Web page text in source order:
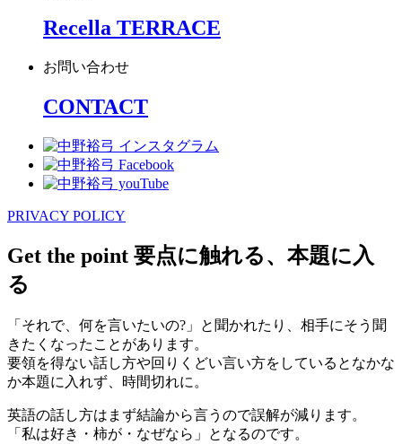
Recella TERRACE
お問い合わせ
CONTACT
PRIVACY POLICY
Get the point 要点に触れる、本題に入
る
「それで、何を言いたいの?」と聞かれたり、相手にそう聞
きたくなったことがあります。
要領を得ない話し方や回りくどい言い方をしているとなかな
か本題に入れず、時間切れに。
英語の話し方はまず結論から言うので誤解が減ります。
「私は好き・柿が・なぜなら」となるのです。